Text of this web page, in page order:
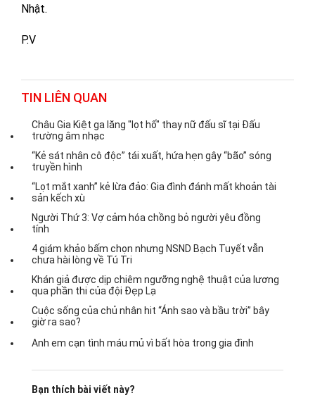
Nhật.
P.V
TIN LIÊN QUAN
Châu Gia Kiệt ga lăng "lọt hố" thay nữ đấu sĩ tại Đấu
trường âm nhạc
“Kẻ sát nhân cô độc” tái xuất, hứa hẹn gây “bão” sóng
truyền hình
“Lọt mắt xanh” kẻ lừa đảo: Gia đình đánh mất khoản tài
sản kếch xù
Người Thứ 3: Vợ cảm hóa chồng bỏ người yêu đồng
tính
4 giám khảo bấm chọn nhưng NSND Bạch Tuyết vẫn
chưa hài lòng về Tú Tri
Khán giả được dịp chiêm ngưỡng nghệ thuật của lương
qua phần thi của đội Đẹp Lạ
Cuộc sống của chủ nhân hit “Ánh sao và bầu trời” bây
giờ ra sao?
Anh em cạn tình máu mủ vì bất hòa trong gia đình
Bạn thích bài viết này?